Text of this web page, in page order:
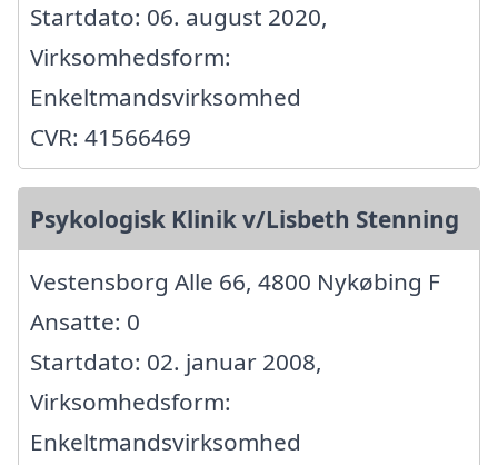
Startdato: 06. august 2020,
Virksomhedsform:
Enkeltmandsvirksomhed
CVR: 41566469
Psykologisk Klinik v/Lisbeth Stenning
Vestensborg Alle 66, 4800 Nykøbing F
Ansatte: 0
Startdato: 02. januar 2008,
Virksomhedsform:
Enkeltmandsvirksomhed